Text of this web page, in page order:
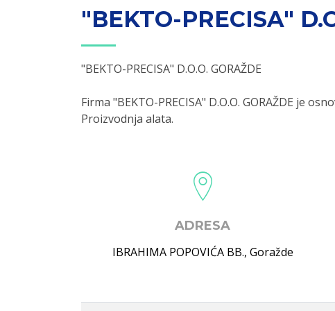
"BEKTO-PRECISA"
"BEKTO-PRECISA" D.O.O. GORAŽDE
Firma "BEKTO-PRECISA" D.O.O. GORAŽDE je
Proizvodnja alata.
ADRESA
IBRAHIMA POPOVIĆA BB., Goražde